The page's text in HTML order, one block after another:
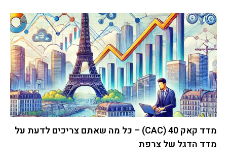
מדד קאק 40 (CAC) – כל מה שאתם צריכים לדעת על
מדד הדגל של צרפת